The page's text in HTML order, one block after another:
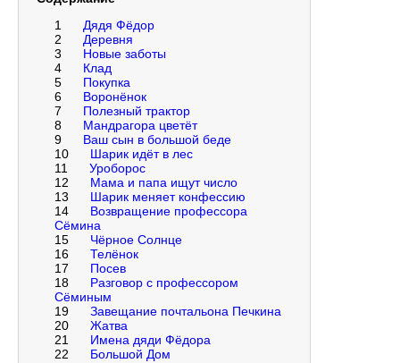
1
Дядя Фёдор
2
Деревня
3
Новые заботы
4
Клад
5
Покупка
6
Воронёнок
7
Полезный трактор
8
Мандрагора цветёт
9
Ваш сын в большой беде
10
Шарик идёт в лес
11
Уроборос
12
Мама и папа ищут число
13
Шарик меняет конфессию
14
Возвращение профессора
Сёмина
15
Чёрное Солнце
16
Телёнок
17
Посев
18
Разговор с профессором
Сёминым
19
Завещание почтальона Печкина
20
Жатва
21
Имена дяди Фёдора
22
Большой Дом